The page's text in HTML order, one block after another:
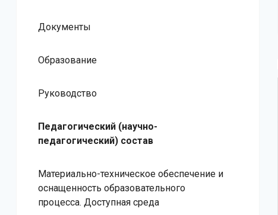
Документы
Образование
Руководство
Педагогический (научно-
педагогический) состав
Материально-техническое обеспечение и
оснащенность образовательного
процесса. Доступная среда